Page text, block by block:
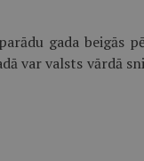
gada beigās
var valsts vārdā